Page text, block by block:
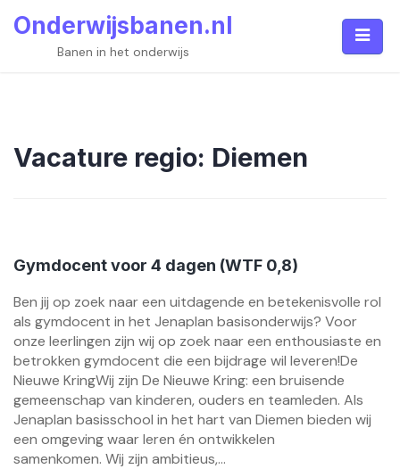
Onderwijsbanen.nl
Banen in het onderwijs
Vacature regio: Diemen
Gymdocent voor 4 dagen (WTF 0,8)
Ben jij op zoek naar een uitdagende en betekenisvolle rol
als gymdocent in het Jenaplan basisonderwijs? Voor
onze leerlingen zijn wij op zoek naar een enthousiaste en
betrokken gymdocent die een bijdrage wil leveren!De
Nieuwe KringWij zijn De Nieuwe Kring: een bruisende
gemeenschap van kinderen, ouders en teamleden. Als
Jenaplan basisschool in het hart van Diemen bieden wij
een omgeving waar leren én ontwikkelen
samenkomen. Wij zijn ambitieus,...